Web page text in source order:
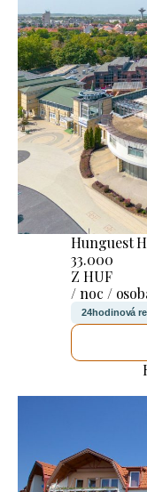
Hunguest
33.000
Z HUF
/ noc /
24hodinová